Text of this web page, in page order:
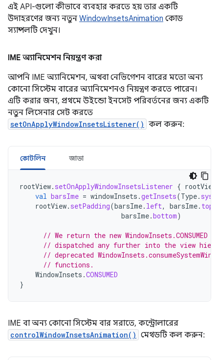
এই API-গুলো কীভাবে ব্যবহার করতে হয় তার একটি
উদাহরণের জন্য নতুন WindowInsetsAnimation কোড
স্যাম্পলটি দেখুন।
IME অ্যানিমেশন নিয়ন্ত্রণ করা
আপনি IME অ্যানিমেশন, অথবা নেভিগেশন বারের মতো অন্য
কোনো সিস্টেম বারের অ্যানিমেশনও নিয়ন্ত্রণ করতে পারেন।
এটি করার জন্য, প্রথমে উইন্ডো ইনসেট পরিবর্তনের জন্য একটি
নতুন লিসেনার সেট করতে
setOnApplyWindowInsetsListener() কল করুন:
কোটলিন জাভা
rootView. setOnApplyWindowInsetsListener { rootView
val barsIme = windowInsets .getInsets(Type.
rootView. setPadding(barsIme. left, barsIme. top
barsIme.bottom)
// We return the new
// dispatched any further into the view
// deprecated
// functions.
WindowInsets .CONSUMED
}
IME বা অন্য কোনো সিস্টেম বার সরাতে, কন্ট্রোলারের
controlWindowInsetsAnimation() মেথডটি কল করুন: